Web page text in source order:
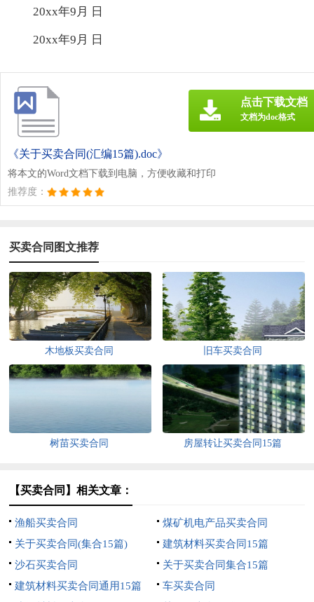
20xx年9月 日
20xx年9月 日
《关于买卖合同(汇编15篇).doc》
将本文的Word文档下载到电脑，方便收藏和打印
推荐度：
点击下载文档
文档为doc格式
买卖合同图文推荐
木地板买卖合同 旧车买卖合同
树苗买卖合同 房屋转让买卖合同15篇
【买卖合同】相关文章：
渔船买卖合同
煤矿机电产品买卖合同
关于买卖合同(集合15篇)
建筑材料买卖合同15篇
沙石买卖合同
关于买卖合同集合15篇
建筑材料买卖合同通用15篇
车买卖合同